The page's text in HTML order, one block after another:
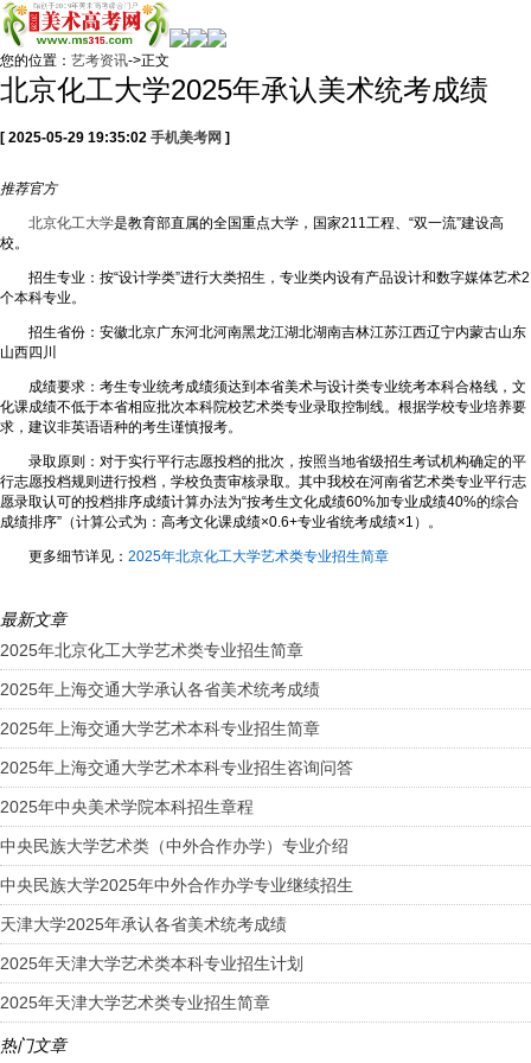
您的位置： 艺考资讯->正文
北京化工大学2025年承认美术统考成绩
[ 2025-05-29 19:35:02 手机美考网 ]
推荐官方
北京化工大学是教育部直属的全国重点大学，国家211工程、“双一流”建设高
校。
招生专业：按“设计学类”进行大类招生，专业类内设有产品设计和数字媒体艺术2
个本科专业。
招生省份：安徽北京广东河北河南黑龙江湖北湖南吉林江苏江西辽宁内蒙古山东
山西四川
成绩要求：考生专业统考成绩须达到本省美术与设计类专业统考本科合格线，文
化课成绩不低于本省相应批次本科院校艺术类专业录取控制线。根据学校专业培养要
求，建议非英语语种的考生谨慎报考。
录取原则：对于实行平行志愿投档的批次，按照当地省级招生考试机构确定的平
行志愿投档规则进行投档，学校负责审核录取。其中我校在河南省艺术类专业平行志
愿录取认可的投档排序成绩计算办法为“按考生文化成绩60%加专业成绩40%的综合
成绩排序”（计算公式为：高考文化课成绩×0.6+专业省统考成绩×1）。
更多细节详见： 2025年北京化工大学艺术类专业招生简章
最新文章
2025年北京化工大学艺术类专业招生简章
2025年上海交通大学承认各省美术统考成绩
2025年上海交通大学艺术本科专业招生简章
2025年上海交通大学艺术本科专业招生咨询问答
2025年中央美术学院本科招生章程
中央民族大学艺术类（中外合作办学）专业介绍
中央民族大学2025年中外合作办学专业继续招生
天津大学2025年承认各省美术统考成绩
2025年天津大学艺术类本科专业招生计划
2025年天津大学艺术类专业招生简章
热门文章